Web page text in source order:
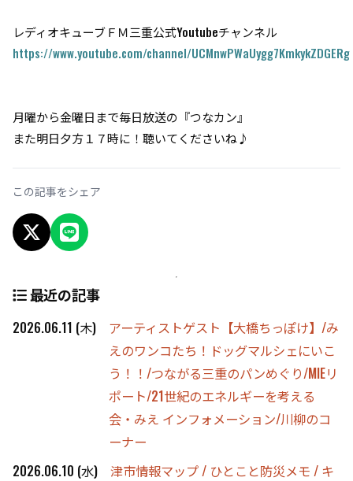
レディオキューブＦＭ三重公式Youtubeチャンネル
https://www.youtube.com/channel/UCMnwPWaUygg7KmkykZDGERg
月曜から金曜日まで毎日放送の『つなカン』
また明日夕方１７時に！聴いてくださいね♪
この記事をシェア
X でシェアLINEでシェア
最近の記事
2026.06.11 (木)
アーティストゲスト【大橋ちっぽけ】/み
えのワンコたち！ドッグマルシェにいこ
う！！/つながる三重のパンめぐり/MIEリ
ポート/21世紀のエネルギーを考える
会・みえ インフォメーション/川柳のコ
ーナー
2026.06.10 (水)
津市情報マップ / ひとこと防災メモ / キ